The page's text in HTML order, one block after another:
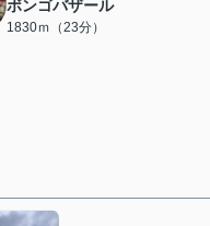
ボンゴバザール
1830ｍ（23分）